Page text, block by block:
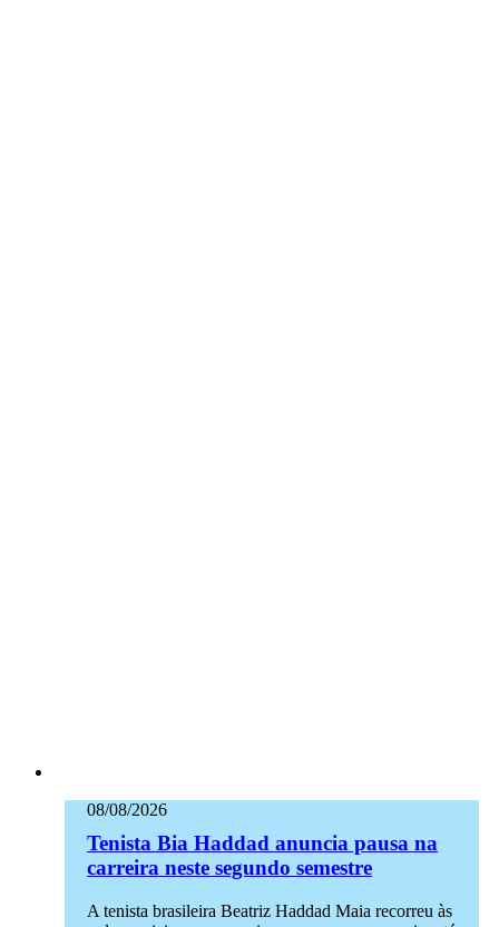
08/08/2026
Tenista Bia Haddad anuncia pausa na
carreira neste segundo semestre
A tenista brasileira Beatriz Haddad Maia recorreu às